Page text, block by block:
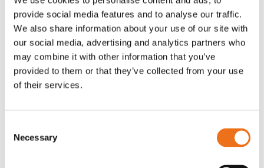
provide social media features and to analyse our traffic.
We also share information about your use of our site with
our social media, advertising and analytics partners who
may combine it with other information that you’ve
provided to them or that they’ve collected from your use
of their services.
Selection
Necessary
OR80013456G